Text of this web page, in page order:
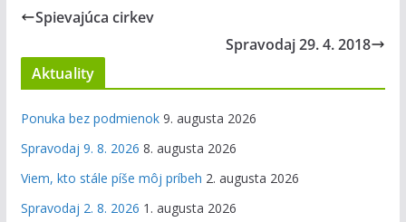
Spievajúca cirkev
Spravodaj 29. 4. 2018
Aktuality
Ponuka bez podmienok 9. augusta 2026
Spravodaj 9. 8. 2026 8. augusta 2026
Viem, kto stále píše môj príbeh 2. augusta 2026
Spravodaj 2. 8. 2026 1. augusta 2026